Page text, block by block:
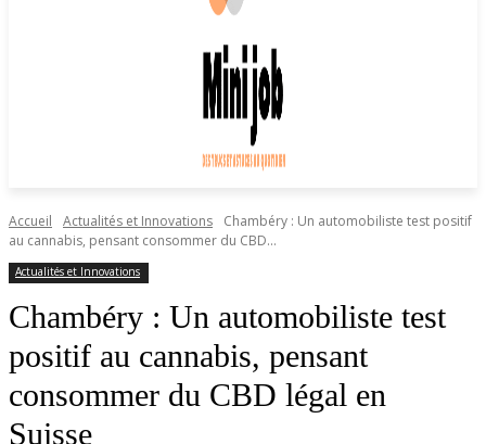
Accueil Actualités et Innovations
Chambéry : Un automobiliste test positif
au cannabis, pensant consommer du CBD...
Actualités et Innovations
Chambéry : Un automobiliste test
positif au cannabis, pensant
consommer du CBD légal en
Suisse